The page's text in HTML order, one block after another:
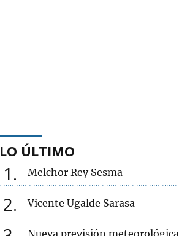
LO ÚLTIMO
1 Melchor Rey Sesma
2 Vicente Ugalde Sarasa
Nueva previsión meteorológica